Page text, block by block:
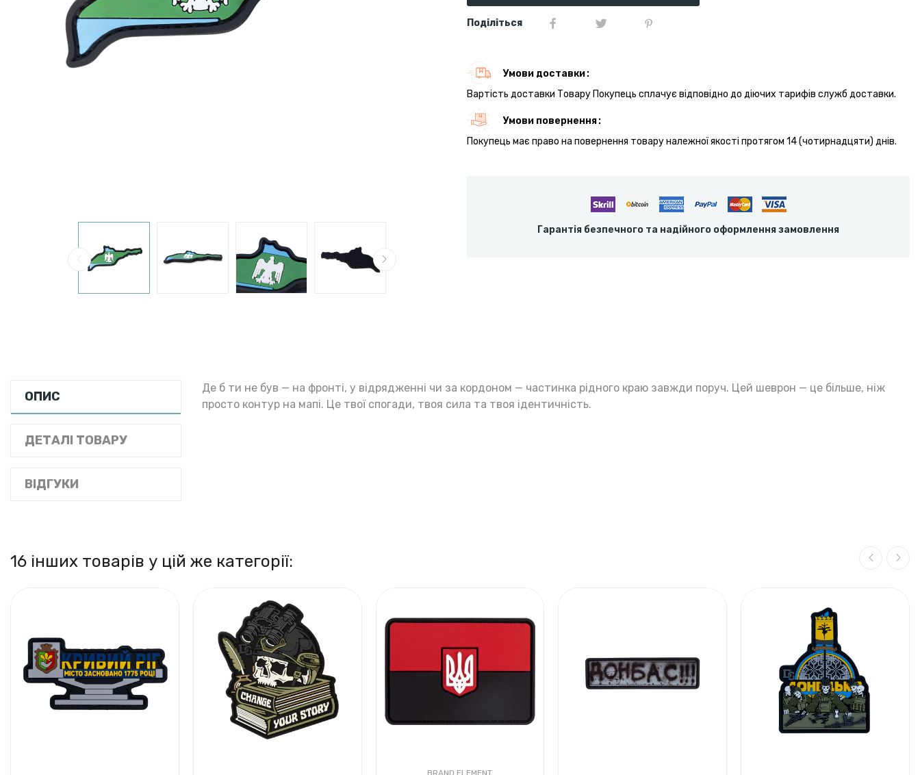
Поділіться
Умови доставки
Вартість доставки Товару Покупець сплачує відповідно до діючих тарифів служб доставки.
Умови повернення
Покупець має право на повернення товару належної якості протягом 14 (чотирнадцяти) днів.
Гарантія безпечного та надійного оформлення замовлення
ОПИС
ДЕТАЛІ ТОВАРУ
ВІДГУКИ
Де б ти не був — на фронті, у відрядженні чи за кордоном — частинка рідного краю завжди поруч. Цей шеврон — це більше, ніж
просто контур на мапі. Це твої спогади, твоя сила та твоя ідентичність.
16 інших товарів у цій же категорії: